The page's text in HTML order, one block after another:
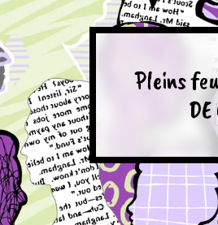
Pleins